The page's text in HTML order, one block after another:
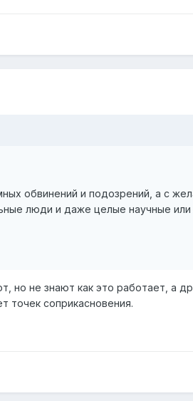
обвинений и подозрений, а с
люди и даже целые научные или
но не знают как это работает, а
точек соприкасновения.